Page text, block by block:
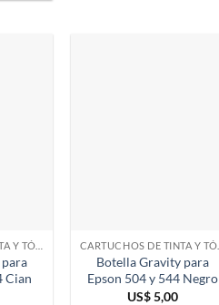
Cian
Botella Gravity para
Epson 504 y 544 Negro
US$5,00